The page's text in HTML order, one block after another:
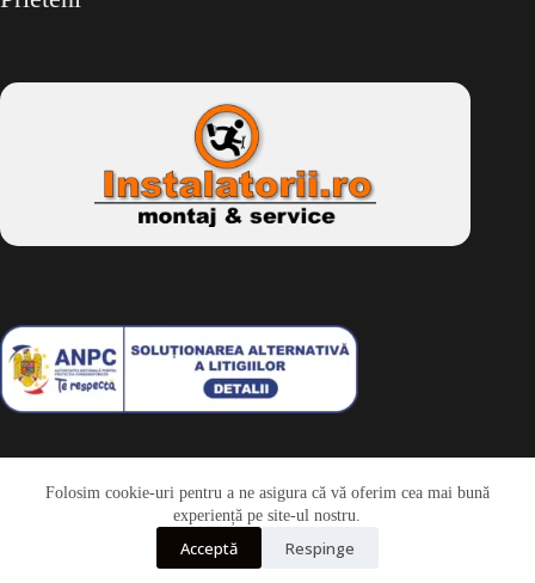
Folosim cookie-uri pentru a ne asigura că vă oferim cea mai bună
experiență pe site-ul nostru.
Acceptă Respinge
Drepturi de autor © 2026 - Dkbike.ropowered by